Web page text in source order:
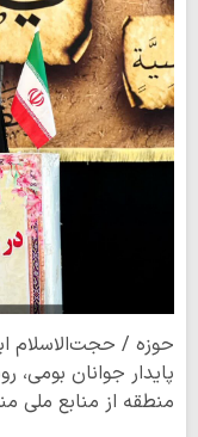
حوزه / حجت‌الاسلام
پایدار جوانان
منطقه از منابع ملی